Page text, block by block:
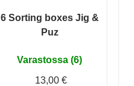
6 Sorting boxes Jig &
Puz
Varastossa (6)
13,00 €